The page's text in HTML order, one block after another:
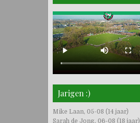
Jarigen :)
Mike Laan, 05-08 (14 jaar)
Sarah de Jong, 06-08 (18 jaar)